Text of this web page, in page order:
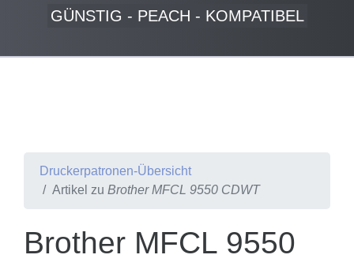
GÜNSTIG - PEACH - KOMPATIBEL
Druckerpatronen-Übersicht
Artikel zu Brother MFCL 9550 CDWT
Brother MFCL 9550